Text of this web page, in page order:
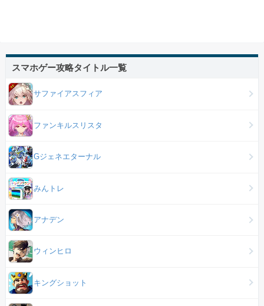
スマホゲー攻略タイトル一覧
サファイアスフィア
ファンキルスリスタ
Gジェネエターナル
みんトレ
アナデン
ウィンヒロ
キングショット